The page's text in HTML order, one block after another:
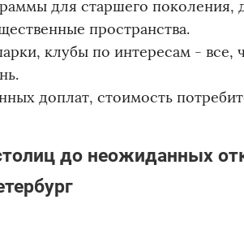
для старшего поколения,
пространства.
клубы по интересам - все,
доплат, стоимость
до неожиданных